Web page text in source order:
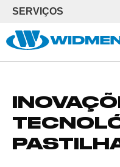
SERVIÇOS